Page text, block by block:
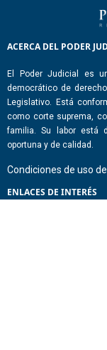
ACERCA DEL PODER
El Poder Judicial es
democrático de
Legislativo. Está
como corte suprema,
familia. Su labor está
oportuna y de calidad.
Condiciones de uso
ENLACES DE INTERÉS